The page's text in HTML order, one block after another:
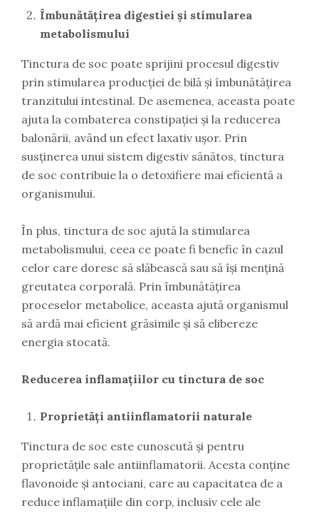
Îmbunătățirea digestiei și stimularea
metabolismului
Tinctura de soc poate sprijini procesul digestiv
prin stimularea producției de bilă și îmbunătățirea
tranzitului intestinal. De asemenea, aceasta poate
ajuta la combaterea constipației și la reducerea
balonării, având un efect laxativ ușor. Prin
susținerea unui sistem digestiv sănătos, tinctura
de soc contribuie la o detoxifiere mai eficientă a
organismului.
În plus, tinctura de soc ajută la stimularea
metabolismului, ceea ce poate fi benefic în cazul
celor care doresc să slăbească sau să își mențină
greutatea corporală. Prin îmbunătățirea
proceselor metabolice, aceasta ajută organismul
să ardă mai eficient grăsimile și să elibereze
energia stocată.
Reducerea inflamațiilor cu tinctura de soc
Proprietăți antiinflamatorii naturale
Tinctura de soc este cunoscută și pentru
proprietățile sale antiinflamatorii. Acesta conține
flavonoide și antociani, care au capacitatea de a
reduce inflamațiile din corp, inclusiv cele ale